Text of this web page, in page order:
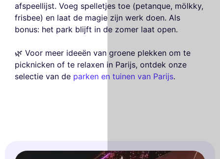
afspeellijst. Voeg spelletjes toe (petanque, mölkky,
frisbee) en laat de magie zijn werk doen. Als
bonus: het park blijft in de zomer laat open.
🌿 Voor meer ideeën van groene plekken om te
picknicken of te relaxen in Parijs, ontdek onze
selectie van de parken en tuinen van Parijs.